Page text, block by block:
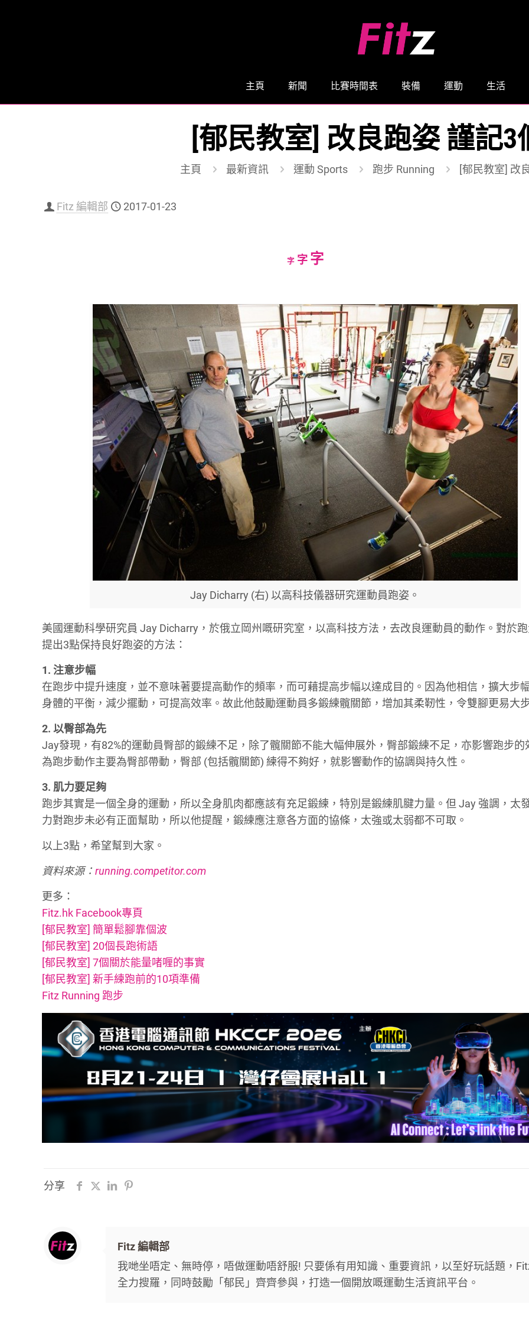
主頁 新聞 比賽時間表 裝備 運動 生活
[郁民教室] 改良跑姿 謹記3
主頁 最新資訊 運動 Sports 跑步 Running [郁民教室] 改
Fitz 編輯部 2017-01-23
字Decrease
字Reset
字Increase
Jay Dicharry (右) 以高科技儀器研究運動員跑姿。
美國運動科學研究員 Jay Dicharry，於俄立岡州嘅研究室，以高科技方法，去改良運動員的動作。對於
提出3點保持良好跑姿的方法：
1. 注意步幅
在跑步中提升速度，並不意味著要提高動作的頻率，而可藉提高步幅以達成目的。因為他相信，擴大步
身體的平衡，減少擺動，可提高效率。故此他鼓勵運動員多鍛練髖關節，增加其柔靭性，令雙腳更易大
2. 以臀部為先
Jay發現，有82%的運動員臀部的鍛練不足，除了髖關節不能大幅伸展外，臀部鍛練不足，亦影響跑步的
為跑步動作主要為臀部帶動，臀部 (包括髖關節) 練得不夠好，就影響動作的協調與持久性。
3. 肌力要足夠
跑步其實是一個全身的運動，所以全身肌肉都應該有充足鍛練，特別是鍛練肌腱力量。但 Jay 強調，太
力對跑步未必有正面幫助，所以他提醒，鍛練應注意各方面的協條，太強或太弱都不可取。
以上3點，希望幫到大家。
資料來源：running.competitor.com
更多：
Fitz.hk Facebook專頁
[郁民教室] 簡單鬆腳靠個波
[郁民教室] 20個長跑術語
[郁民教室] 7個關於能量啫喱的事實
[郁民教室] 新手練跑前的10項準備
Fitz Running 跑步
分享
Fitz 編輯部
我哋坐唔定、無時停，唔做運動唔舒服! 只要係有用知識、重要資訊，以至好玩話題，
全力搜羅，同時鼓勵「郁民」齊齊參與，打造一個開放嘅運動生活資訊平台。